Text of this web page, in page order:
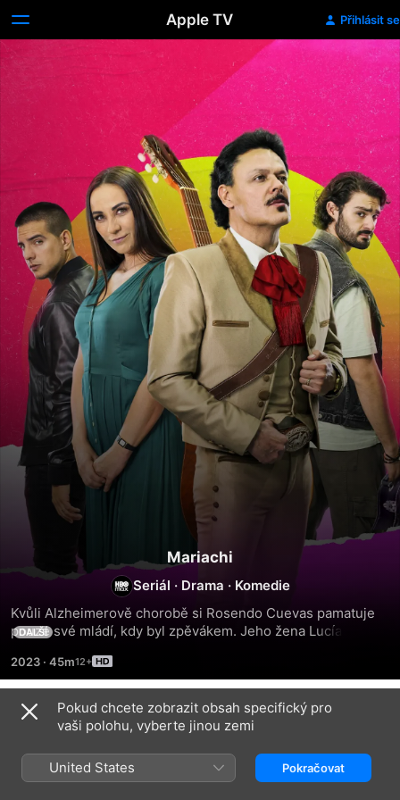
Apple TV Přihlásit se
Mariachi
Seriál · Drama · Komedie
Kvůli Alzheimerově chorobě si Rosendo Cuevas pamatuje
pouze své mládí, kdy byl zpěvákem. Jeho žena Lucía se
nástroj, který nakonec členy rodiny sblíží a změní jejich
životy.
DALŠÍ
2023 · 45m
1. řada
Pokud chcete zobrazit obsah specifický pro
vaši polohu, vyberte jinou zemi
United States Pokračovat